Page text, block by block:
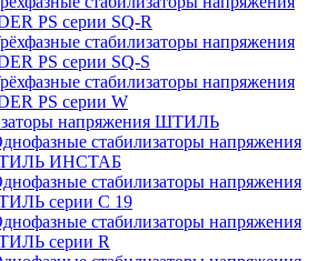
PS серии SQ-R
стабилизаторы напряжения
PS серии SQ-S
стабилизаторы напряжения
PS серии W
напряжения ШТИЛЬ
стабилизаторы напряжения
ИНСТАБ
стабилизаторы напряжения
серии C 19
стабилизаторы напряжения
серии R